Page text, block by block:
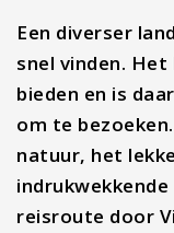
Een diverser
snel vinden.
bieden en is
om te
natuur, het
reisroute door